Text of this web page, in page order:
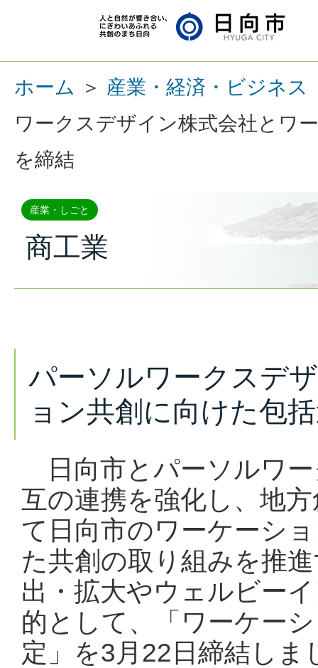
ホーム ＞ 産業・経済・ビジネス
ワークスデザイン株式会社とワ
を締結
産業・しごと
商工業
パーソルワークスデ
ョン共創に向けた包
日向市とパーソルワ
互の連携を強化し、地
て日向市のワーケーシ
た共創の取り組みを推
出・拡大やウェルビー
的として、「ワーケー
定」を3月22日締結しま